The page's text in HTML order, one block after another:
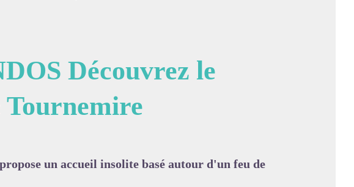
Voir l'image en plein écran
Découvrez le
Tournemire
un accueil insolite basé autour d'un feu de